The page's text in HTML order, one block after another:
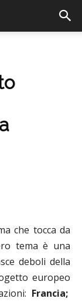
che tocca da
tema è una
deboli della
europeo
Francia;